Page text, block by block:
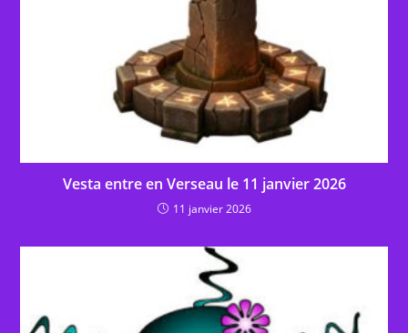
Vesta entre en Verseau le 11 janvier 2026
11 janvier 2026